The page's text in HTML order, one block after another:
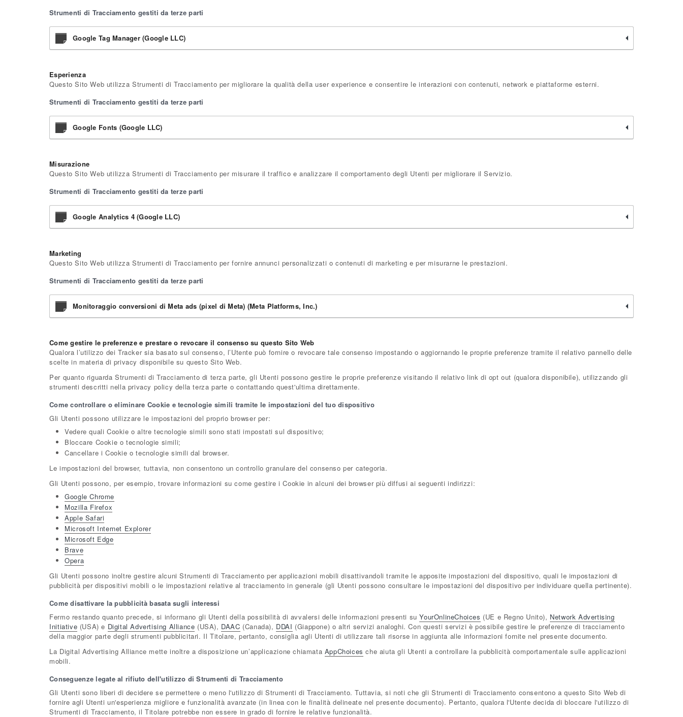
Strumenti di Tracciamento gestiti da terze parti
Google Tag Manager (Google LLC)
Esperienza
Questo Sito Web utilizza Strumenti di Tracciamento per migliorare la qualità della user experience e consentire le interazioni con contenuti, network e piattaforme esterni.
Strumenti di Tracciamento gestiti da terze parti
Google Fonts (Google LLC)
Misurazione
Questo Sito Web utilizza Strumenti di Tracciamento per misurare il traffico e analizzare il comportamento degli Utenti per migliorare il Servizio.
Strumenti di Tracciamento gestiti da terze parti
Google Analytics 4 (Google LLC)
Marketing
Questo Sito Web utilizza Strumenti di Tracciamento per fornire annunci personalizzati o contenuti di marketing e per misurarne le prestazioni.
Strumenti di Tracciamento gestiti da terze parti
Monitoraggio conversioni di Meta ads (pixel di Meta) (Meta Platforms, Inc.)
Come gestire le preferenze e prestare o revocare il consenso su questo Sito Web
Qualora l’utilizzo dei Tracker sia basato sul consenso, l’Utente può fornire o revocare tale consenso impostando o aggiornando le proprie preferenze tramite il relativo pannello delle
scelte in materia di privacy disponibile su questo Sito Web.
Per quanto riguarda Strumenti di Tracciamento di terza parte, gli Utenti possono gestire le proprie preferenze visitando il relativo link di opt out (qualora disponibile), utilizzando gli
strumenti descritti nella privacy policy della terza parte o contattando quest'ultima direttamente.
Come controllare o eliminare Cookie e tecnologie simili tramite le impostazioni del tuo dispositivo
Gli Utenti possono utilizzare le impostazioni del proprio browser per:
Vedere quali Cookie o altre tecnologie simili sono stati impostati sul dispositivo;
Bloccare Cookie o tecnologie simili;
Cancellare i Cookie o tecnologie simili dal browser.
Le impostazioni del browser, tuttavia, non consentono un controllo granulare del consenso per categoria.
Gli Utenti possono, per esempio, trovare informazioni su come gestire i Cookie in alcuni dei browser più diffusi ai seguenti indirizzi:
Google Chrome
Mozilla Firefox
Apple Safari
Microsoft Internet Explorer
Microsoft Edge
Brave
Opera
Gli Utenti possono inoltre gestire alcuni Strumenti di Tracciamento per applicazioni mobili disattivandoli tramite le apposite impostazioni del dispositivo, quali le impostazioni di
pubblicità per dispositivi mobili o le impostazioni relative al tracciamento in generale (gli Utenti possono consultare le impostazioni del dispositivo per individuare quella pertinente).
Come disattivare la pubblicità basata sugli interessi
Fermo restando quanto precede, si informano gli Utenti della possibilità di avvalersi delle informazioni presenti suYourOnlineChoices (UE e Regno Unito), Network Advertising
Initiative (USA) e Digital Advertising Alliance (USA), DAAC (Canada), DDAI (Giappone) o altri servizi analoghi. Con questi servizi è possibile gestire le preferenze di tracciamento
della maggior parte degli strumenti pubblicitari. Il Titolare, pertanto, consiglia agli Utenti di utilizzare tali risorse in aggiunta alle informazioni fornite nel presente documento.
La Digital Advertising Alliance mette inoltre a disposizione un’applicazione chiamata AppChoices che aiuta gli Utenti a controllare la pubblicità comportamentale sulle applicazioni
mobili.
Conseguenze legate al rifiuto dell'utilizzo di Strumenti di Tracciamento
Gli Utenti sono liberi di decidere se permettere o meno l'utilizzo di Strumenti di Tracciamento. Tuttavia, si noti che gli Strumenti di Tracciamento consentono a questo Sito Web di
fornire agli Utenti un'esperienza migliore e funzionalità avanzate (in linea con le finalità delineate nel presente documento). Pertanto, qualora l'Utente decida di bloccare l'utilizzo di
Strumenti di Tracciamento, il Titolare potrebbe non essere in grado di fornire le relative funzionalità.